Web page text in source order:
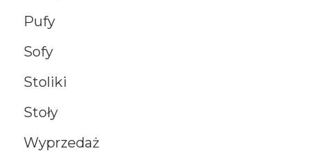
Pufy
Sofy
Stoliki
Stoły
Wyprzedaż